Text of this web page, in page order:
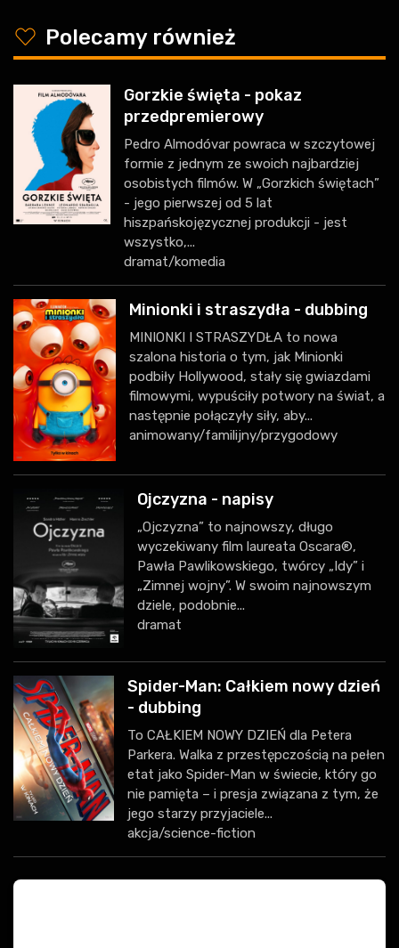
y Polecamy również
Gorzkie święta - pokaz
przedpremierowy
Pedro Almodóvar powraca w szczytowej
formie z jednym ze swoich najbardziej
osobistych filmów. W „Gorzkich świętach”
- jego pierwszej od 5 lat
hiszpańskojęzycznej produkcji - jest
wszystko,...
dramat/komedia
Minionki i straszydła - dubbing
MINIONKI I STRASZYDŁA to nowa
szalona historia o tym, jak Minionki
podbiły Hollywood, stały się gwiazdami
filmowymi, wypuściły potwory na świat, a
następnie połączyły siły, aby...
animowany/familijny/przygodowy
Ojczyzna - napisy
„Ojczyzna” to najnowszy, długo
wyczekiwany film laureata Oscara®,
Pawła Pawlikowskiego, twórcy „Idy” i
„Zimnej wojny”. W swoim najnowszym
dziele, podobnie...
dramat
Spider-Man: Całkiem nowy dzień
- dubbing
To CAŁKIEM NOWY DZIEŃ dla Petera
Parkera. Walka z przestępczością na pełen
etat jako Spider-Man w świecie, który go
nie pamięta – i presja związana z tym, że
jego starzy przyjaciele...
akcja/science-fiction